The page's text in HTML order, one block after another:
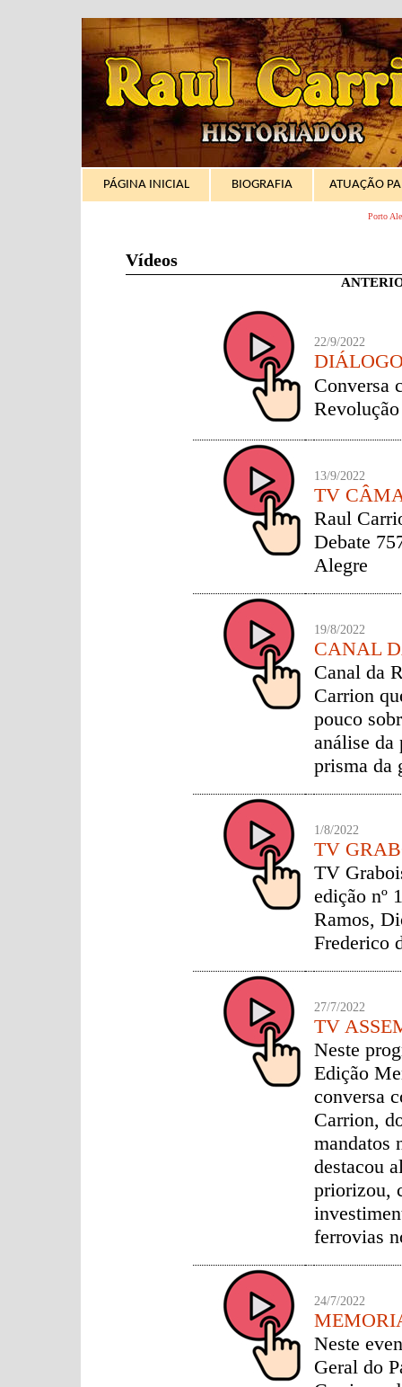
PÁGINA INICIAL BIOGRAFIA ATUAÇÃO
Porto
Vídeos
22/9/2022
Conversa
13/9/2022
TV
Raul
Debate
Alegre
19/8/2022
CANAL
Canal da
Carrion
pouco
análise da
prisma da
1/8/2022
TV
TV
edição nº
Ramos,
Frederico
27/7/2022
TV
Neste
Edição
conversa
Carrion,
mandatos
destacou
priorizou,
ferrovias
24/7/2022
Neste
Geral do